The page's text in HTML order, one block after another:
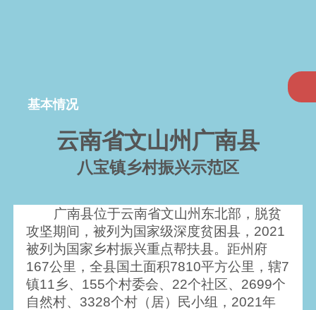
基本情况
云南省文山州广南县
八宝镇乡村振兴示范区
广南县位于云南省文山州东北部，脱贫
攻坚期间，被列为国家级深度贫困县，2021
被列为国家乡村振兴重点帮扶县。距州府
167公里，全县国土面积7810平方公里，辖7
镇11乡、155个村委会、22个社区、2699个
自然村、3328个村（居）民小组，2021年